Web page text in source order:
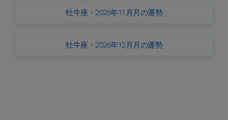
牡牛座・2026年11月月の運勢
牡牛座・2026年12月月の運勢